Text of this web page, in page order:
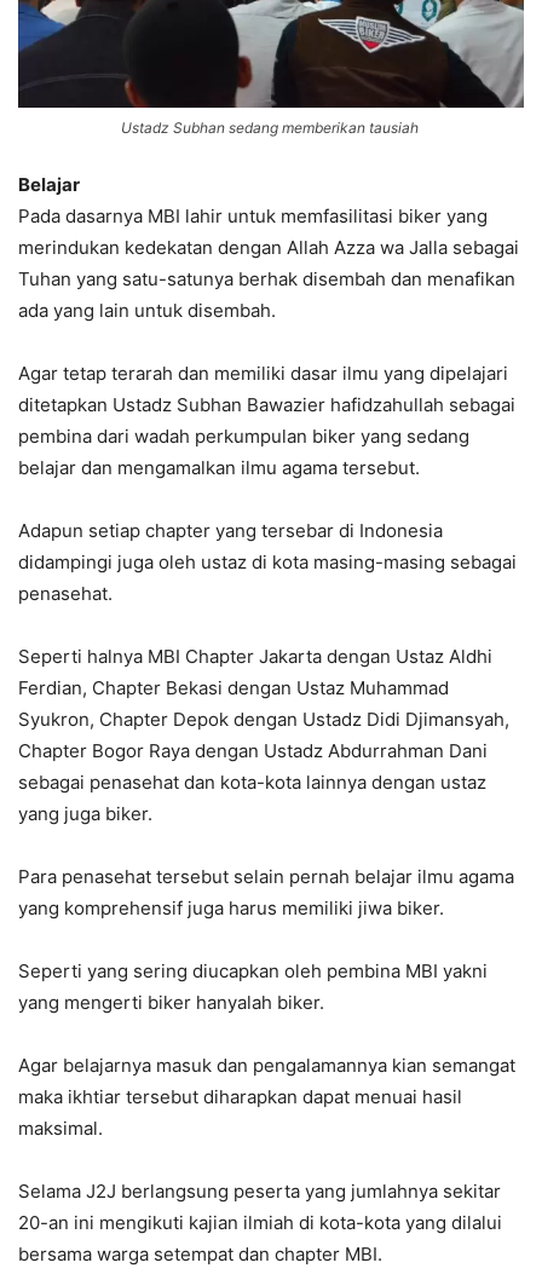
Ustadz Subhan sedang memberikan tausiah
Belajar
Pada dasarnya MBI lahir untuk memfasilitasi biker yang
merindukan kedekatan dengan Allah Azza wa Jalla sebagai
Tuhan yang satu-satunya berhak disembah dan menafikan
ada yang lain untuk disembah.
Agar tetap terarah dan memiliki dasar ilmu yang dipelajari
ditetapkan Ustadz Subhan Bawazier hafidzahullah sebagai
pembina dari wadah perkumpulan biker yang sedang
belajar dan mengamalkan ilmu agama tersebut.
Adapun setiap chapter yang tersebar di Indonesia
didampingi juga oleh ustaz di kota masing-masing sebagai
penasehat.
Seperti halnya MBI Chapter Jakarta dengan Ustaz Aldhi
Ferdian, Chapter Bekasi dengan Ustaz Muhammad
Syukron, Chapter Depok dengan Ustadz Didi Djimansyah,
Chapter Bogor Raya dengan Ustadz Abdurrahman Dani
sebagai penasehat dan kota-kota lainnya dengan ustaz
yang juga biker.
Para penasehat tersebut selain pernah belajar ilmu agama
yang komprehensif juga harus memiliki jiwa biker.
Seperti yang sering diucapkan oleh pembina MBI yakni
yang mengerti biker hanyalah biker.
Agar belajarnya masuk dan pengalamannya kian semangat
maka ikhtiar tersebut diharapkan dapat menuai hasil
maksimal.
Selama J2J berlangsung peserta yang jumlahnya sekitar
20-an ini mengikuti kajian ilmiah di kota-kota yang dilalui
bersama warga setempat dan chapter MBI.